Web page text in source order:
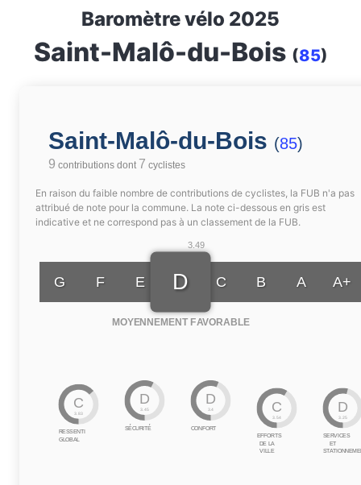
Baromètre vélo 2025
Saint-Malô-du-Bois (85)
Saint-Malô-du-Bois (85)
9 contributions dont 7 cyclistes
En raison du faible nombre de contributions de cyclistes, la FUB n'a pas
attribué de note pour la commune. La note ci-dessous en gris est
indicative et ne correspond pas à un classement de la FUB.
G F E
3.49
D
MOYENNEMENT FAVORABLE
C B A A+
C
3.83
RESSENTI
GLOBAL
D
3.45
SÉCURITÉ
D
3.4
CONFORT
C
3.54
EFFORTS
DE LA
VILLE
D
3.25
SERVICES
ET